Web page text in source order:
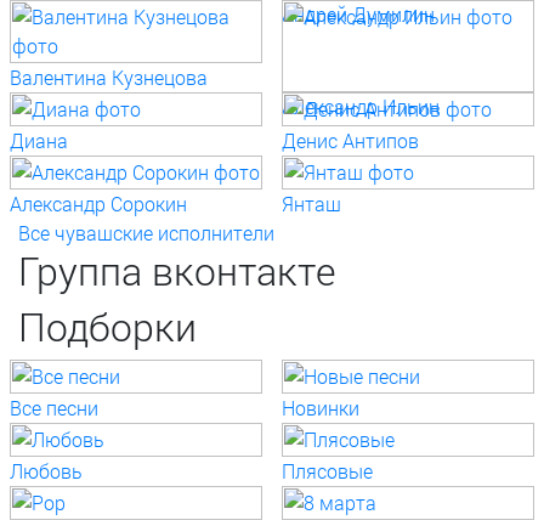
Андрей Думилин
Валентина Кузнецова
Александр Ильин
Диана
Денис Антипов
Александр Сорокин
Янташ
Все чувашские исполнители
Группа вконтакте
Подборки
Все песни Новинки
Любовь Плясовые